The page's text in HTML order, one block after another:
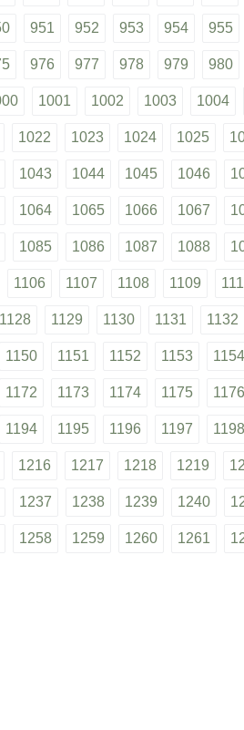
951 952 953 954 955
976 977 978 979 980
1001 1002 1003 1004
1022 1023 1024 1025
1043 1044 1045 1046
1064 1065 1066 1067
1085 1086 1087 1088
1106 1107 1108 1109
1128 1129 1130 1131 1132
1150 1151 1152 1153 1154
1172 1173 1174 1175 1176
1194 1195 1196 1197 1198
1216 1217 1218 1219
1237 1238 1239 1240
1258 1259 1260 1261